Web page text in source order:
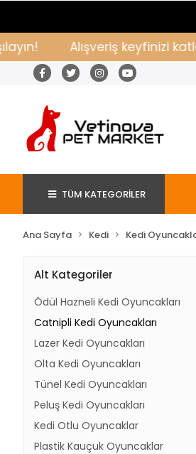
Alışveriş keyfinizi
TÜM KATEGORİLER
Ana Sayfa Kedi Kedi
Alt Kategoriler
Ödül Hazneli Kedi Oyuncakları
Catnipli Kedi Oyuncakları
Lazer Kedi Oyuncakları
Olta Kedi Oyuncakları
Tünel Kedi Oyuncakları
Peluş Kedi Oyuncakları
Kedi Otlu Oyuncaklar
Plastik Kauçuk Oyuncaklar